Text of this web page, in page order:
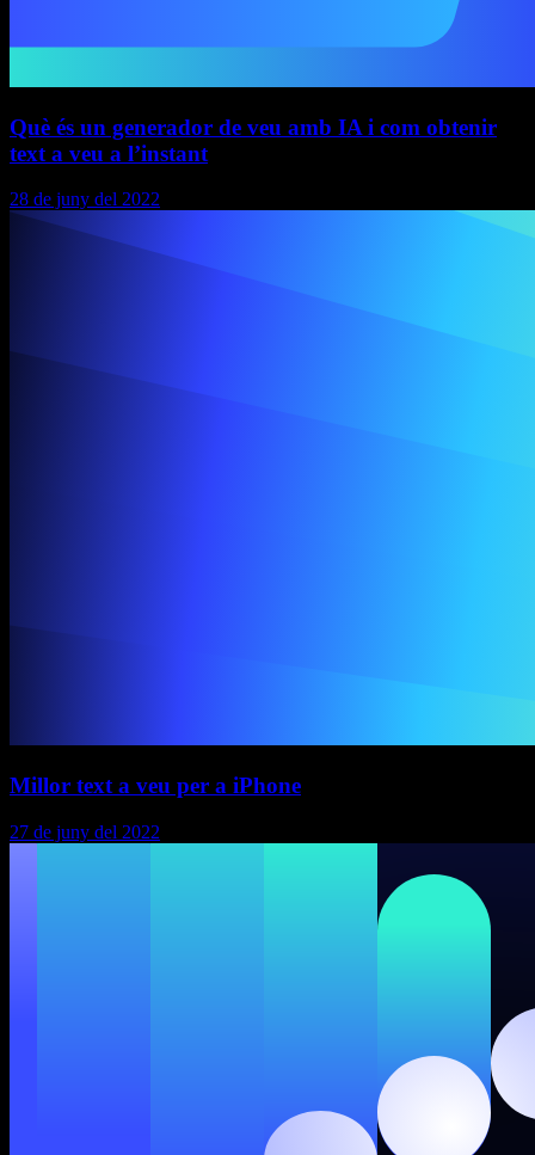
Què és un generador de veu amb IA i com obtenir
text a veu a l’instant
28 de juny del 2022
Millor text a veu per a iPhone
27 de juny del 2022